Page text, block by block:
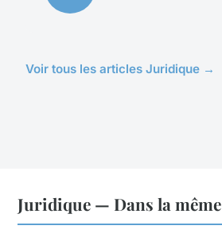
Voir tous les articles Juridique →
Juridique — Dans la